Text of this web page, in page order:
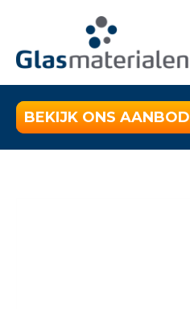
BEKIJK ONS AANBOD